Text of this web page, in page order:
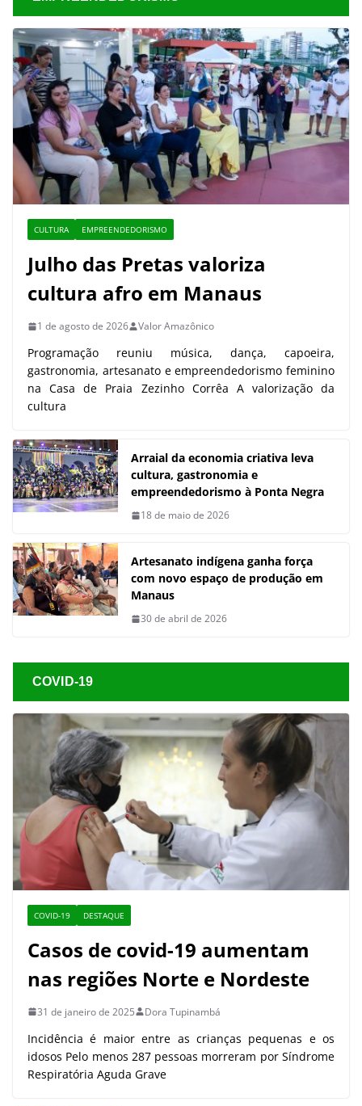
CULTURA EMPREENDEDORISMO
Julho das Pretas valoriza
cultura afro em Manaus
1 de agosto de 2026 Valor Amazônico
Programação reuniu música, dança, capoeira,
gastronomia, artesanato e empreendedorismo feminino
na Casa de Praia Zezinho Corrêa A valorização da
cultura
Arraial da economia criativa leva
cultura, gastronomia e
empreendedorismo à Ponta Negra
18 de maio de 2026
Artesanato indígena ganha força
com novo espaço de produção em
Manaus
30 de abril de 2026
COVID-19
COVID-19 DESTAQUE
Casos de covid-19 aumentam
nas regiões Norte e Nordeste
31 de janeiro de 2025 Dora Tupinambá
Incidência é maior entre as crianças pequenas e os
idosos Pelo menos 287 pessoas morreram por Síndrome
Respiratória Aguda Grave